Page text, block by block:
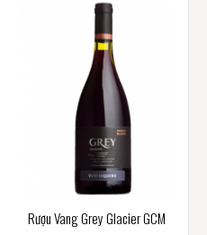
Rượu Vang Grey Glacier GCM